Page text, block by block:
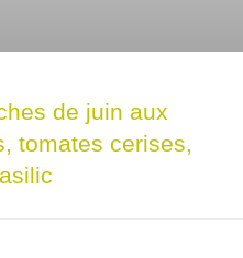
de juin aux
tomates cerises,